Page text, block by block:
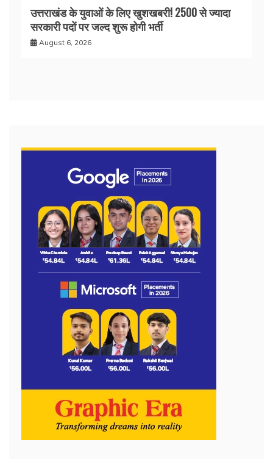
उत्तराखंड के युवाओं के लिए खुशखबरी! 2500 से ज्यादा
सरकारी पदों पर जल्द शुरू होगी भर्ती
August 6, 2026